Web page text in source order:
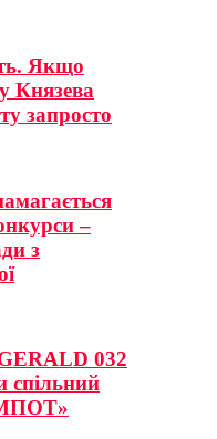
Якщо
Князева
запросто
–
з
032